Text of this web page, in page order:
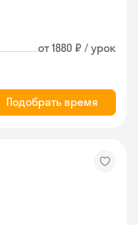
от 1880 ₽ / урок
Подобрать время